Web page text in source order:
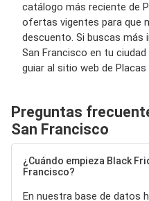
catálogo más reciente de
ofertas vigentes para que
descuento. Si buscas más
San Francisco en tu
guiar al sitio web de Placas
Preguntas
San Francisco
¿Cuándo empieza Black
Francisco?
En nuestra base de datos